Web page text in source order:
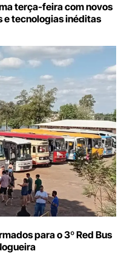
terça-feira com novos
e tecnologias inéditas
para o 3º Red Bus